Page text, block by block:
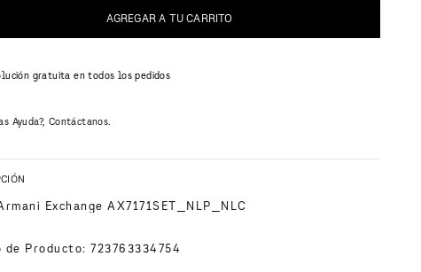
AGREGAR A TU CARRITO
gratuita en todos los pedidos
Ayuda?, Contáctanos.
Exchange AX7171SET_NLP_NLC
de Producto:723763334754